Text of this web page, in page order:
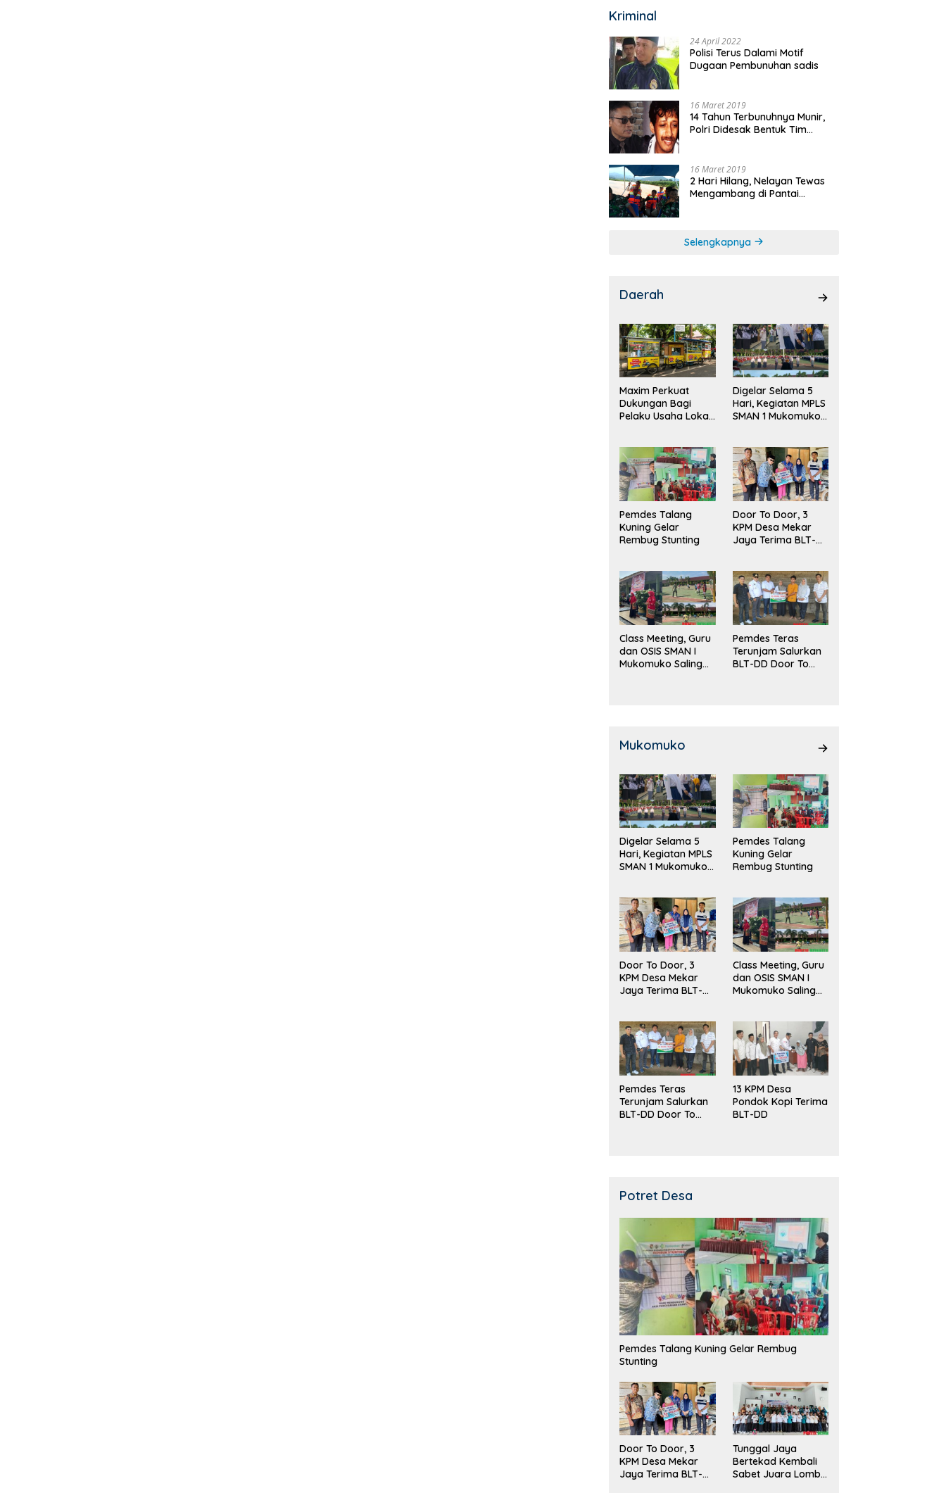
Kriminal
24 April 2022
Polisi Terus Dalami Motif
Dugaan Pembunuhan sadis
16 Maret 2019
14 Tahun Terbunuhnya Munir,
Polri Didesak Bentuk Tim
16 Maret 2019
2 Hari Hilang, Nelayan Tewas
Mengambang di Pantai
Selengkapnya
Daerah
Maxim Perkuat
Dukungan Bagi
Pelaku Usaha Lokal
Ruang Publik dan
Kebersihan Pasar
Digelar Selama 5
Hari, Kegiatan MPLS
SMAN 1 Mukomuko
Pemdes Talang
Kuning Gelar
Rembug Stunting
Door To Door, 3
KPM Desa Mekar
Jaya Terima BLT-
Class Meeting, Guru
dan OSIS SMAN I
Mukomuko Saling
Pemdes Teras
Terunjam Salurkan
BLT-DD Door To
Mukomuko
Digelar Selama 5
Hari, Kegiatan MPLS
SMAN 1 Mukomuko
Pemdes Talang
Kuning Gelar
Rembug Stunting
Door To Door, 3
KPM Desa Mekar
Jaya Terima BLT-
Class Meeting, Guru
dan OSIS SMAN I
Mukomuko Saling
Pemdes Teras
Terunjam Salurkan
BLT-DD Door To
13 KPM Desa
Pondok Kopi Terima
BLT-DD
Potret Desa
Pemdes Talang Kuning Gelar Rembug
Stunting
Door To Door, 3
KPM Desa Mekar
Jaya Terima BLT-
Tunggal Jaya
Bertekad Kembali
Sabet Juara Lomba